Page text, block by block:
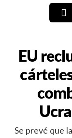
EU
Se prevé que